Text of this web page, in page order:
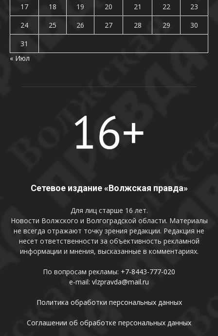
17
18 19 20 21 22
23
24
25 26 27 28 29
30
31
« Июл
Сетевое издание «Волжская правда»
Для лиц старше 16 лет.
Новости Волжского и Волгоградской области. Материалы
не всегда отражают точку зрения редакции. Редакция не
несет ответственности за объективность рекламной
информации и мнения, высказанные в комментариях.
По вопросам рекламы: +7-8443-777-020
e-mail: vlzpravda@mail.ru
Политика обработки персональных данных
Соглашении об обработке персональных данных